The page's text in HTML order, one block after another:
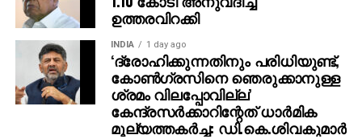
അനില്‍, ആശാ ശരത്, സിദ്ധിഖ്, കലാഭവന്‍ ഷാജോണ്‍,
ഇര്‍ഷാദ് തുടങ്ങിയവരാണ് ദൃശ്യത്തിലെ മറ്റ്
കഥാപാത്രങ്ങളെ അവതരിപ്പിച്ചിരുന്നത്. സുജിത്
വാസുദേവാണ് ദൃശ്യത്തിന്റെ ഛായാഗ്രാഹണം
നിര്‍വഹിച്ചത്. വിനു തോമസും അനില്‍
ജോണ്‍സണുമാണ് സംഗീത വിഭാഗം കൈകാര്യം
ഉത്തരവിറക്കി
INDIA 1 day ago
‘ദ്രോഹിക്കുന്നതിനും പരിധിയുണ്ട്,
കോണ്‍ഗ്രസിനെ ഞെരുക്കാനുള്ള
ശ്രമം വിലപ്പോവില്ല’
കേന്ദ്രസര്‍ക്കാറിന്റേത് ധാര്‍മിക
മൂല്യത്തകര്‍ച്ച: ഡി.കെ.ശിവകുമാര്‍